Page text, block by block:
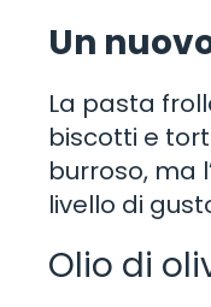
Un
La pasta
biscotti e
burroso, ma
livello di
Olio di